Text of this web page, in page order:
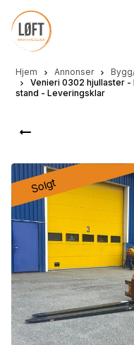
Hopp
hovedinnhold
Hjem Annonser
Venieri 0302 hjullaster
stand - Leveringsklar
Solgt